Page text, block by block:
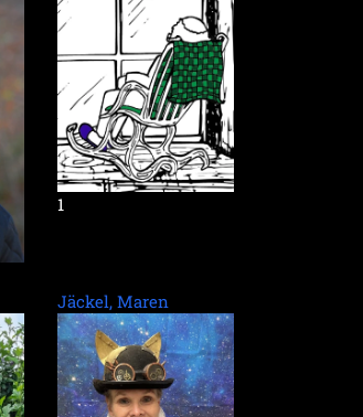
1
Jäckel, Maren